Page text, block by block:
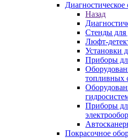
Диагностическое
Назад
Стенды
Люфт-
Установки
Приборы
топливных
Приборы
Покрасочное